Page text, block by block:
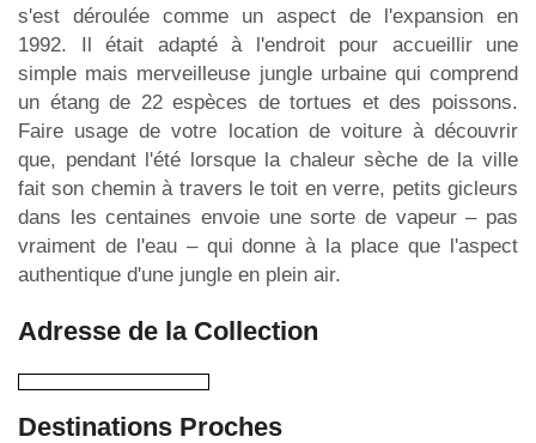
s'est déroulée comme un aspect de l'expansion en
1992. Il était adapté à l'endroit pour accueillir une
simple mais merveilleuse jungle urbaine qui comprend
un étang de 22 espèces de tortues et des poissons.
Faire usage de votre location de voiture à découvrir
que, pendant l'été lorsque la chaleur sèche de la ville
fait son chemin à travers le toit en verre, petits gicleurs
dans les centaines envoie une sorte de vapeur – pas
vraiment de l'eau – qui donne à la place que l'aspect
authentique d'une jungle en plein air.
Adresse de la Collection
Destinations Proches